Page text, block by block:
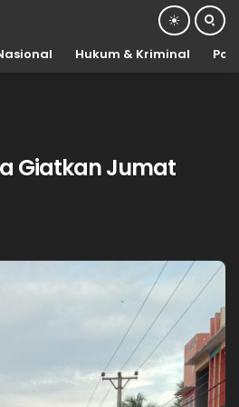
Hukum & Kriminal
Giatkan Jumat